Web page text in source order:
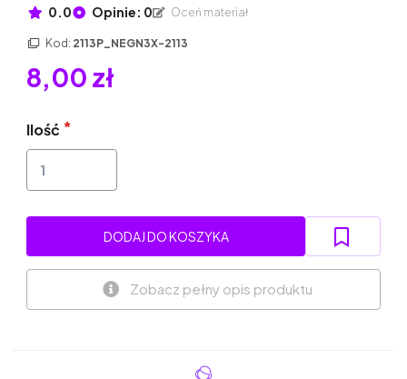
0.0 Opinie: 0 Oceń materiał
Kod: 2113P_NEGN3X-2113
8,00 zł
Ilość
DODAJ DO KOSZYKA
Zobacz pełny opis produktu